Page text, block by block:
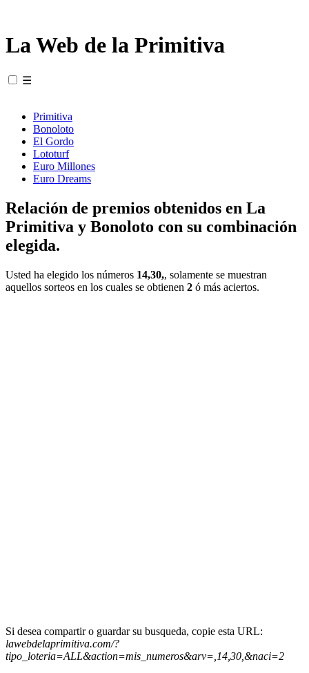
La Web de la Primitiva
☰
Primitiva
Bonoloto
El Gordo
Lototurf
Euro Millones
Euro Dreams
Relación de premios obtenidos en La
Primitiva y Bonoloto con su combinación
elegida.
Usted ha elegido los números 14,30,, solamente se muestran
aquellos sorteos en los cuales se obtienen 2 ó más aciertos.
Si desea compartir o guardar su busqueda, copie esta URL:
lawebdelaprimitiva.com/?
tipo_loteria=ALL&action=mis_numeros&arv=,14,30,&naci=2